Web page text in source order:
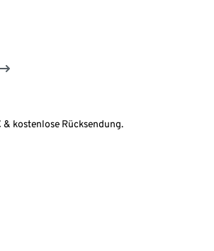
kostenlose Rücksendung.